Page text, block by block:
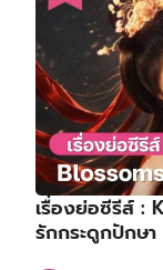
เรื่องย่อซีรีส์ :
รักกระดูกปักษ